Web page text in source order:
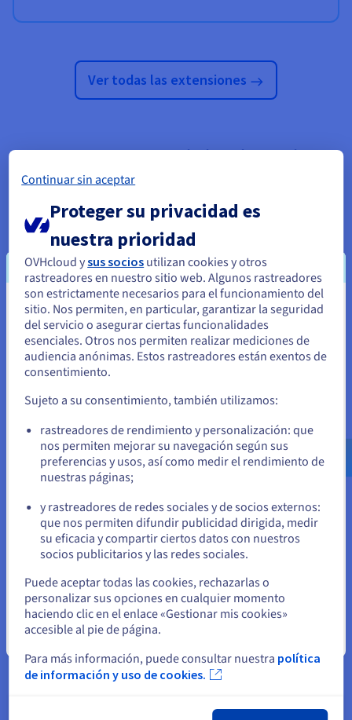
Ver todas las extensiones
Encontrar un dominio disponible
para mi actividad
¿Cómo saber si un dominio está disponible?
Introduzca el dominio que está buscando (con o sin la
extensión) en la barra de búsqueda situada en la parte
superior de la página. A continuación, será redirigido a la
página de resultados: si el dominio está libre, aparecerá como
«Disponible»; en caso contrario, se mostrará como «No
disponible».
¿Qué hacer si el dominio que busco no está
Quizá puede elegir una extensión diferente para
registrar su dominio. Consulte lalista completa de
nuestras extensionesy encuentre aquella que mejor se
adapta a su actividad: turismo, tecnología, desarrollo, e-
commerce, etc. ¡También puede reservar varios
Nuestra herramientaWhoisle permite ponerse en
contacto con el propietario del dominio y consultar
información como la fecha de creación del dominio, su
registro, etc.
secundario, siempre que este esté disponible para la
venta. Si el dominio está disponible, se indicará con una
etiqueta. En este caso, OVHcloud actúa como tercero de
confianza entre el comprador y el revendedor
protegiendo la transacción y las operaciones de
transferencia.
Parece que está ubicado en Estados
Unidos
Si quiere hacer un pedido desde Estados Unidos, deberá buscar
el sitio web adecuado y crear una cuenta.
us.ovhcloud.com/
Inglés USD - $
Permanezca en el sitio web actual
Continuar sin aceptar
Proteger su privacidad es
nuestra prioridad
OVHcloud ysus socios utilizan cookies y otros
rastreadores en nuestro sitio web. Algunos rastreadores
son estrictamente necesarios para el funcionamiento del
sitio. Nos permiten, en particular, garantizar la seguridad
del servicio o asegurar ciertas funcionalidades
esenciales. Otros nos permiten realizar mediciones de
audiencia anónimas. Estos rastreadores están exentos de
consentimiento.
Sujeto a su consentimiento, también utilizamos:
rastreadores de rendimiento y personalización: que
nos permiten mejorar su navegación según sus
preferencias y usos, así como medir el rendimiento de
nuestras páginas;
y rastreadores de redes sociales y de socios externos:
que nos permiten difundir publicidad dirigida, medir
su eficacia y compartir ciertos datos con nuestros
socios publicitarios y las redes sociales.
Puede aceptar todas las cookies, rechazarlas o
personalizar sus opciones en cualquier momento
haciendo clic en el enlace «Gestionar mis cookies»
accesible al pie de página.
Para más información, puede consultar nuestra política
de información y uso de cookies.